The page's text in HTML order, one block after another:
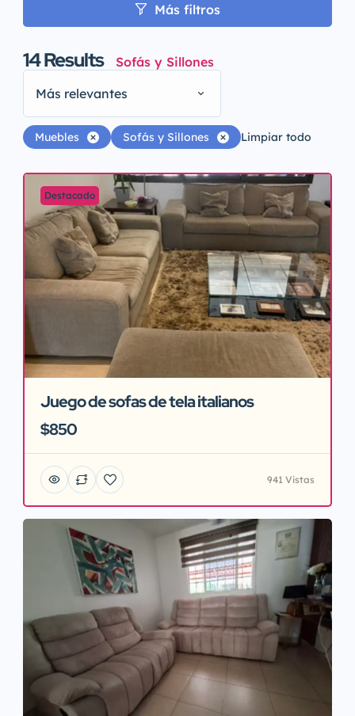
Más filtros
14Results
Sofás y Sillones
Más relevantes
Muebles Sofás y Sillones Limpiar todo
Destacado
Juego de sofas de tela italianos
$850
941 Vistas